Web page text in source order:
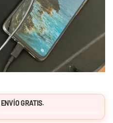
ENVÍO GRATIS.